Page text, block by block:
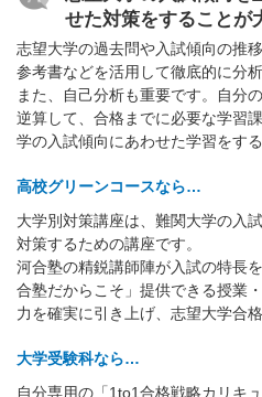
せた対策をすることが
志望大学の過去問や入試傾向の推
参考書などを活用して徹底的に分析
また、自己分析も重要です。自分
逆算して、合格までに必要な学習
学の入試傾向にあわせた学習をす
高校グリーンコースなら…
大学別対策講座は、難関大学の入
対策するための講座です。
河合塾の精鋭講師陣が入試の特長
合塾だからこそ」提供できる授業
力を確実に引き上げ、志望大学合
大学受験科なら…
自分専用の「1to1合格戦略カリキ